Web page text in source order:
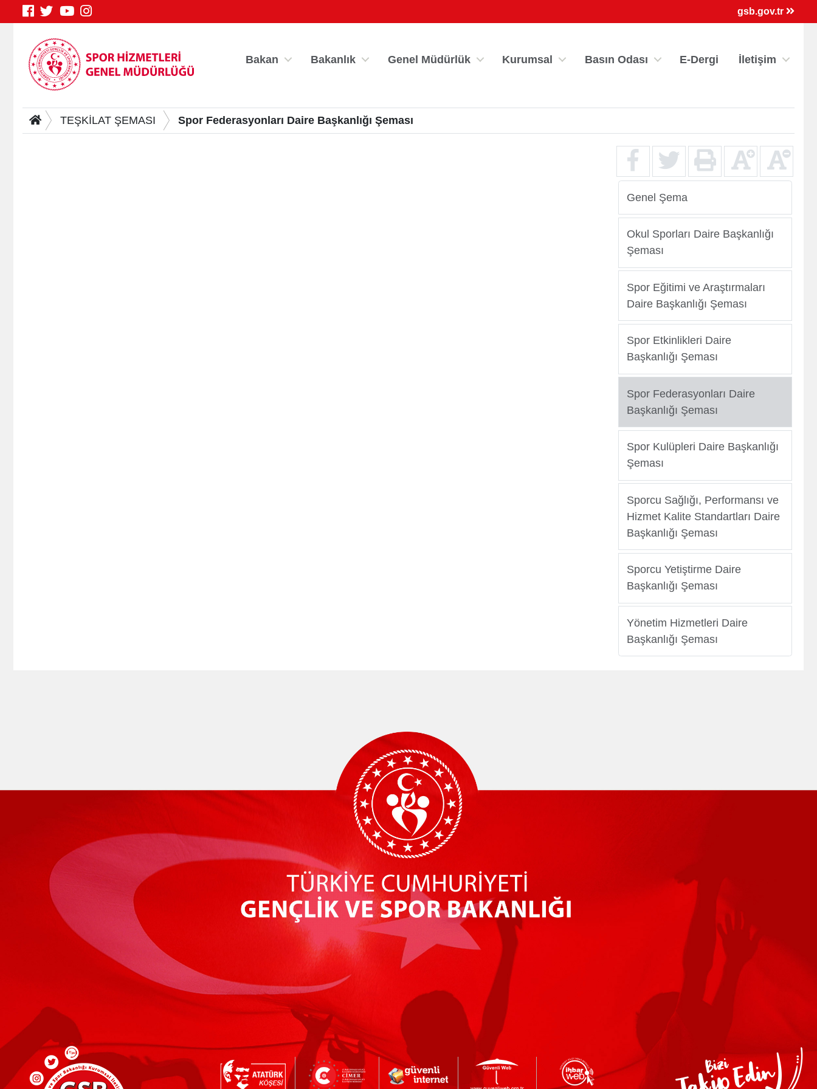
gsb.gov.tr
Bakan Bakanlık Genel Müdürlük Kurumsal Basın Odası E-Dergi İletişim
TEŞKİLAT ŞEMASI Spor Federasyonları Daire Başkanlığı Şeması
Genel Şema
Okul Sporları Daire Başkanlığı
Şeması
Spor Eğitimi ve Araştırmaları
Daire Başkanlığı Şeması
Spor Etkinlikleri Daire
Başkanlığı Şeması
Spor Federasyonları Daire
Başkanlığı Şeması
Spor Kulüpleri Daire Başkanlığı
Şeması
Sporcu Sağlığı, Performansı ve
Hizmet Kalite Standartları Daire
Başkanlığı Şeması
Sporcu Yetiştirme Daire
Başkanlığı Şeması
Yönetim Hizmetleri Daire
Başkanlığı Şeması
×
Kredi/Yurt E-Ödeme